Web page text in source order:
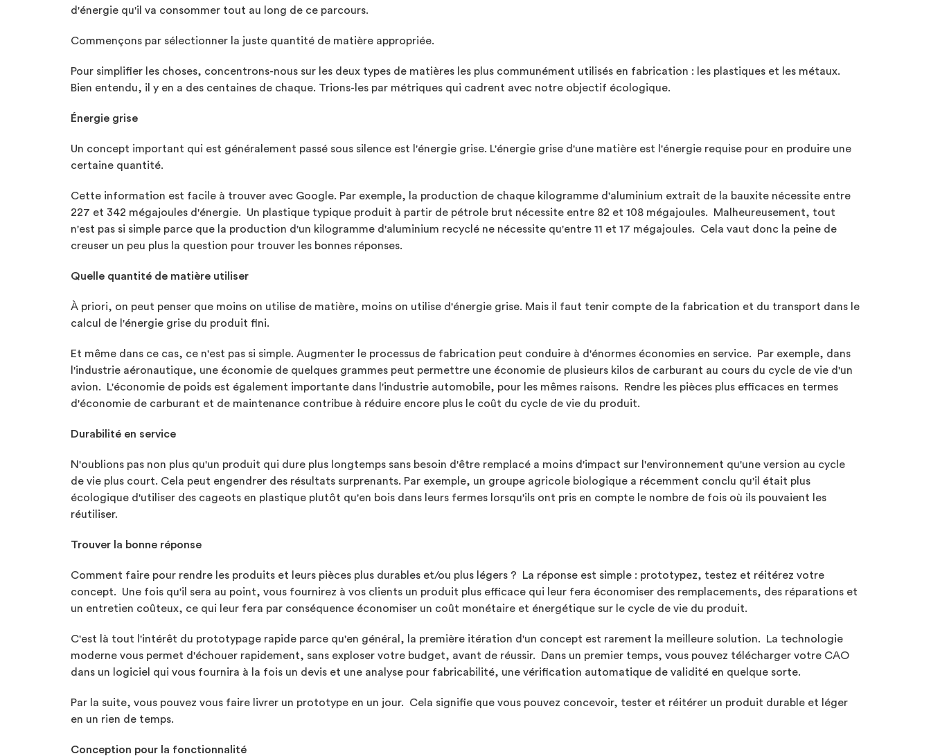
d'énergie qu'il va consommer tout au long de ce parcours.
Commençons par sélectionner la juste quantité de matière appropriée.
Pour simplifier les choses, concentrons-nous sur les deux types de matières les plus communément utilisés en fabrication : les plastiques et les métaux.
Bien entendu, il y en a des centaines de chaque. Trions-les par métriques qui cadrent avec notre objectif écologique.
Énergie grise
Un concept important qui est généralement passé sous silence est l'énergie grise. L'énergie grise d'une matière est l'énergie requise pour en produire une
certaine quantité.
Cette information est facile à trouver avec Google. Par exemple, la production de chaque kilogramme d'aluminium extrait de la bauxite nécessite entre
227 et 342 mégajoules d'énergie. Un plastique typique produit à partir de pétrole brut nécessite entre 82 et 108 mégajoules. Malheureusement, tout
n'est pas si simple parce que la production d'un kilogramme d'aluminium recyclé ne nécessite qu'entre 11 et 17 mégajoules. Cela vaut donc la peine de
creuser un peu plus la question pour trouver les bonnes réponses.
Quelle quantité de matière utiliser
À priori, on peut penser que moins on utilise de matière, moins on utilise d'énergie grise. Mais il faut tenir compte de la fabrication et du transport dans le
calcul de l'énergie grise du produit fini.
Et même dans ce cas, ce n'est pas si simple. Augmenter le processus de fabrication peut conduire à d'énormes économies en service. Par exemple, dans
l'industrie aéronautique, une économie de quelques grammes peut permettre une économie de plusieurs kilos de carburant au cours du cycle de vie d'un
avion. L'économie de poids est également importante dans l'industrie automobile, pour les mêmes raisons. Rendre les pièces plus efficaces en termes
d'économie de carburant et de maintenance contribue à réduire encore plus le coût du cycle de vie du produit.
Durabilité en service
N'oublions pas non plus qu'un produit qui dure plus longtemps sans besoin d'être remplacé a moins d'impact sur l'environnement qu'une version au cycle
de vie plus court. Cela peut engendrer des résultats surprenants. Par exemple, un groupe agricole biologique a récemment conclu qu'il était plus
écologique d'utiliser des cageots en plastique plutôt qu'en bois dans leurs fermes lorsqu'ils ont pris en compte le nombre de fois où ils pouvaient les
réutiliser.
Trouver la bonne réponse
Comment faire pour rendre les produits et leurs pièces plus durables et/ou plus légers ? La réponse est simple : prototypez, testez et réitérez votre
concept. Une fois qu'il sera au point, vous fournirez à vos clients un produit plus efficace qui leur fera économiser des remplacements, des réparations et
un entretien coûteux, ce qui leur fera par conséquence économiser un coût monétaire et énergétique sur le cycle de vie du produit.
C'est là tout l'intérêt du prototypage rapide parce qu'en général, la première itération d'un concept est rarement la meilleure solution. La technologie
moderne vous permet d'échouer rapidement, sans exploser votre budget, avant de réussir. Dans un premier temps, vous pouvez télécharger votre CAO
dans un logiciel qui vous fournira à la fois un devis et une analyse pour fabricabilité, une vérification automatique de validité en quelque sorte.
Par la suite, vous pouvez vous faire livrer un prototype en un jour. Cela signifie que vous pouvez concevoir, tester et réitérer un produit durable et léger
en un rien de temps.
Conception pour la fonctionnalité